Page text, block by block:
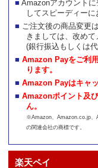
Amazonアカウント
してスピーディーに
ご注文後の商品変更
きましては、改めて
(銀行振込もしくは
Amazon Payをご利
ります。
Amazon Payはキャ
Amazonポイント及
ん。
※Amazon、Amazon.co.jp、
の関連会社の商標です。
楽天ペイ